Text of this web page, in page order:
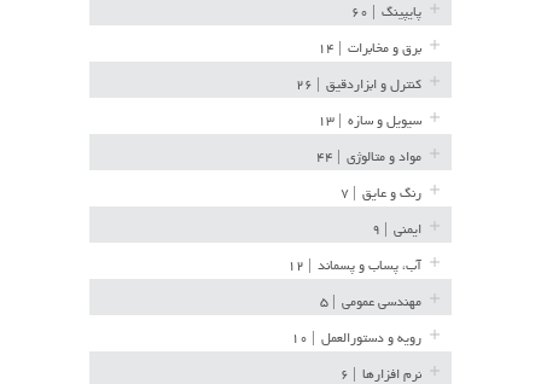
پایپینگ
برق و مخابرات
کنترل و ابزاردقیق
سیویل و سازه
مواد و متالوژی
رنگ و عایق
ایمنی
آب، پساب و پسماند
مهندسی عمومی
رویه و دستورالعمل
نرم افزارها